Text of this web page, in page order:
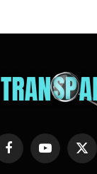
FacebookYouTubeX